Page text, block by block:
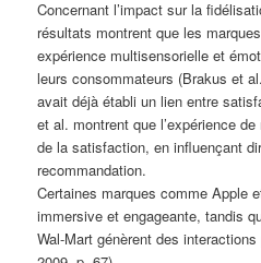
Concernant l’impact sur la
résultats montrent que les
expérience multisensorielle et
leurs consommateurs (Brakus et
avait déjà établi un lien entre
et al. montrent que l’expérience
de la satisfaction, en influençant
recommandation.
Certaines marques comme Apple
immersive et engageante, tandis
Wal-Mart génèrent des